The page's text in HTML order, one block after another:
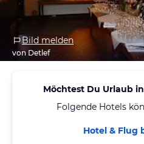
Bild melden
von Detlef
Möchtest Du Urlaub
Folgende Hotels
Hotel & Flug